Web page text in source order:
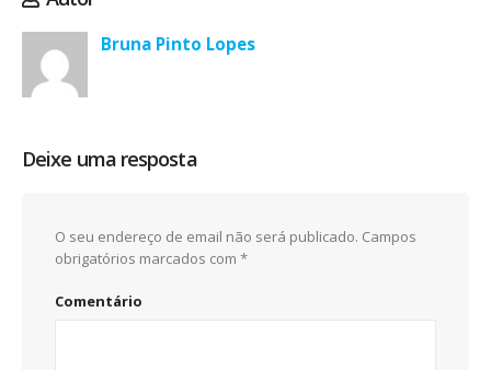
Bruna Pinto Lopes
Deixe uma resposta
O seu endereço de email não será publicado. Campos
obrigatórios marcados com *
Comentário